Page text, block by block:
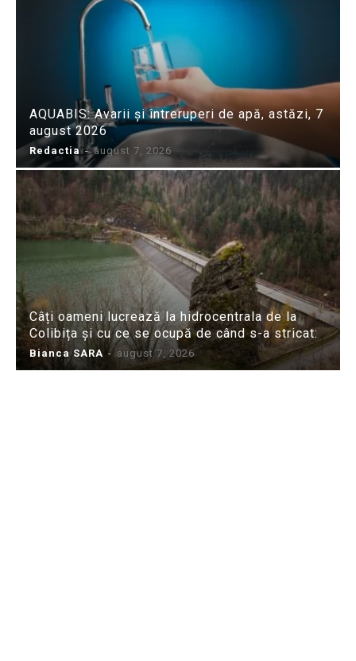
AQUABIS: Avarii și întreruperi de apă, astăzi, 7
august 2026
Redactia - august 7, 2026
Câți oameni lucrează la hidrocentrala de la
Colibița și cu ce se ocupă de când s-a stricat:
Bianca SARA - august 7, 2026